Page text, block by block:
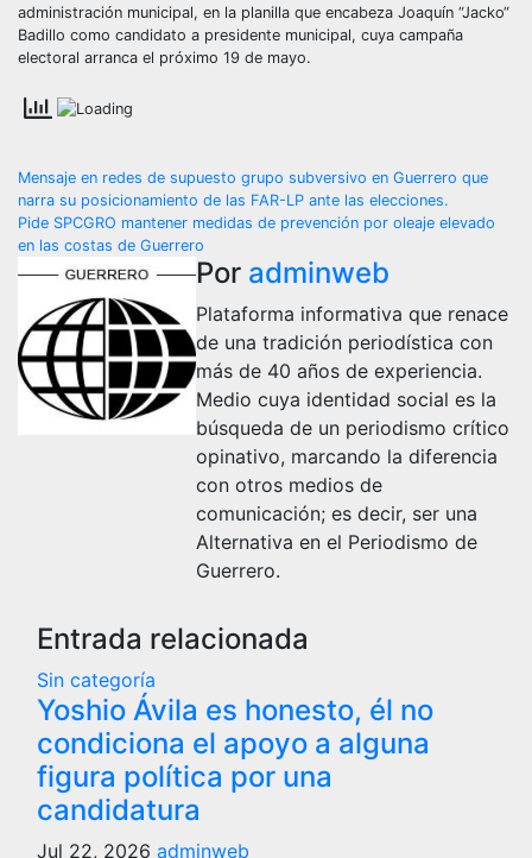
administración municipal, en la planilla que encabeza Joaquín “Jacko“
Badillo como candidato a presidente municipal, cuya campaña
electoral arranca el próximo 19 de mayo.
Navegación
de
entradas
Mensaje en redes de supuesto grupo subversivo en Guerrero que
narra su posicionamiento de las FAR-LP ante las elecciones.
Pide SPCGRO mantener medidas de prevención por oleaje elevado
en las costas de Guerrero
Por adminweb
Plataforma informativa que renace
de una tradición periodística con
más de 40 años de experiencia.
Medio cuya identidad social es la
búsqueda de un periodismo crítico
opinativo, marcando la diferencia
con otros medios de
comunicación; es decir, ser una
Alternativa en el Periodismo de
Guerrero.
Entrada relacionada
Sin categoría
Yoshio Ávila es honesto, él no
condiciona el apoyo a alguna
figura política por una
candidatura
Jul 22, 2026 adminweb